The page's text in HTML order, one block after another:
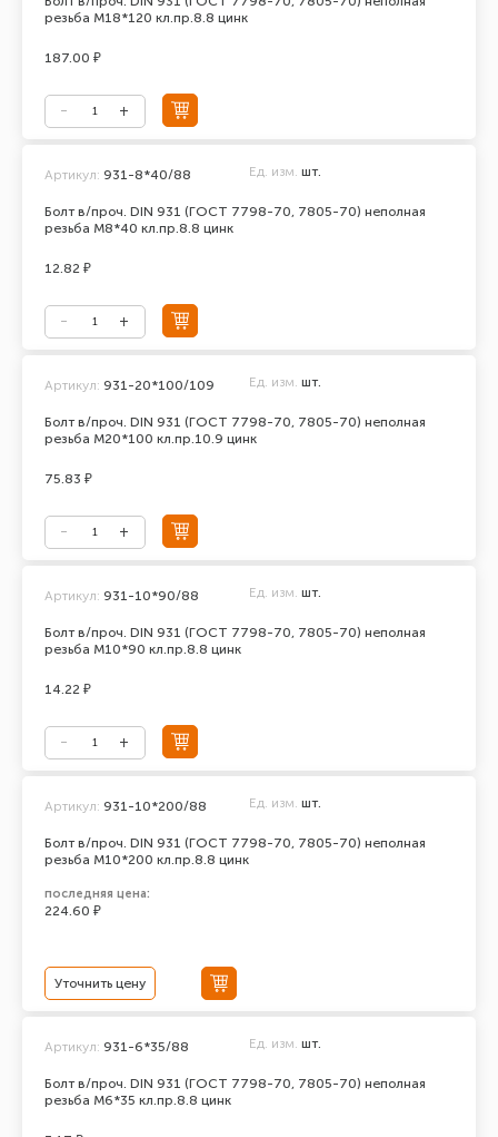
резьба М18*120 кл.пр.8.8 цинк
187.00 ₽
Болт в/проч. DIN 931 (ГОСТ 7798-70, 7805-70) неполная
резьба М8*40 кл.пр.8.8 цинк
Артикул: 931-8*40/88 Ед. изм. шт.
12.82 ₽
Болт в/проч. DIN 931 (ГОСТ 7798-70, 7805-70) неполная
резьба М20*100 кл.пр.10.9 цинк
Артикул: 931-20*100/109 Ед. изм. шт.
75.83 ₽
Болт в/проч. DIN 931 (ГОСТ 7798-70, 7805-70) неполная
резьба М10*90 кл.пр.8.8 цинк
Артикул: 931-10*90/88 Ед. изм. шт.
14.22 ₽
Болт в/проч. DIN 931 (ГОСТ 7798-70, 7805-70) неполная
резьба М10*200 кл.пр.8.8 цинк
Артикул: 931-10*200/88 Ед. изм. шт.
последняя цена:
224.60 ₽
Уточнить цену
Болт в/проч. DIN 931 (ГОСТ 7798-70, 7805-70) неполная
резьба М6*35 кл.пр.8.8 цинк
Артикул: 931-6*35/88 Ед. изм. шт.